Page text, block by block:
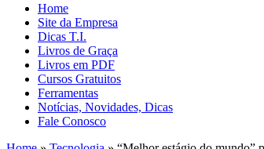
Home
Site da Empresa
Dicas T.I.
Livros de Graça
Livros em PDF
Cursos Gratuitos
Ferramentas
Notícias, Novidades, Dicas
Fale Conosco